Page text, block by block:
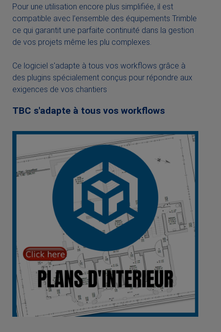
Pour une utilisation encore plus simplifiée, il est
compatible avec l’ensemble des équipements Trimble
ce qui garantit une parfaite continuité dans la gestion
de vos projets même les plu complexes.
Ce logiciel s'adapte à tous vos workflows grâce à
des plugins spécialement conçus pour répondre aux
exigences de vos chantiers
TBC s'adapte à tous vos workflows